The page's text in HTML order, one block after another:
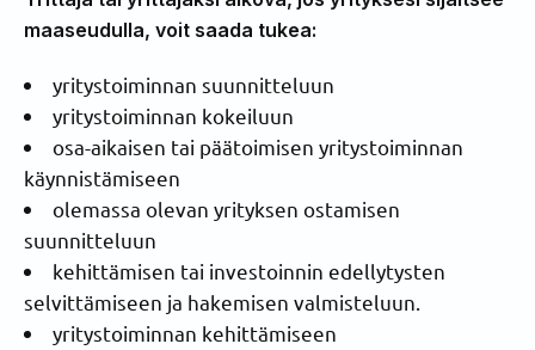
maaseudulla, voit saada tukea:
yritystoiminnan suunnitteluun
yritystoiminnan kokeiluun
osa-aikaisen tai päätoimisen yritystoiminnan
käynnistämiseen
olemassa olevan yrityksen ostamisen
suunnitteluun
kehittämisen tai investoinnin edellytysten
selvittämiseen ja hakemisen valmisteluun.
yritystoiminnan kehittämiseen